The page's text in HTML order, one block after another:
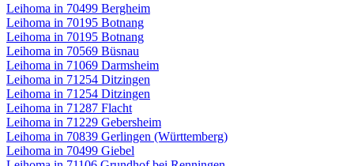
Leihoma in 70499 Bergheim
Leihoma in 70195 Botnang
Leihoma in 70195 Botnang
Leihoma in 70569 Büsnau
Leihoma in 71069 Darmsheim
Leihoma in 71254 Ditzingen
Leihoma in 71254 Ditzingen
Leihoma in 71287 Flacht
Leihoma in 71229 Gebersheim
Leihoma in 70839 Gerlingen (Württemberg)
Leihoma in 70499 Giebel